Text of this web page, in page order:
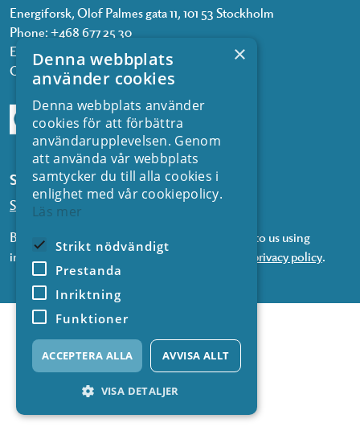
Energiforsk, Olof Palmes gata 11, 101 53 Stockholm
Phone: +468 677 25 30
Email:
kontakt@energiforsk.se
Org.nr: 556974-2116
Subscribe to our newsletters
Subscribe to news from SVC
By subscribing to our newsletters, you consent to us using
information about you in accordance with our
privacy policy.
×
Denna webbplats
använder cookies
Denna webbplats använder
cookies för att förbättra
användarupplevelsen. Genom
att använda vår webbplats
samtycker du till alla cookies i
enlighet med vår cookiepolicy.
Läs mer
Strikt nödvändigt
Prestanda
Inriktning
Funktioner
ACCEPTERA ALLA AVVISA ALLT
VISA DETALJER